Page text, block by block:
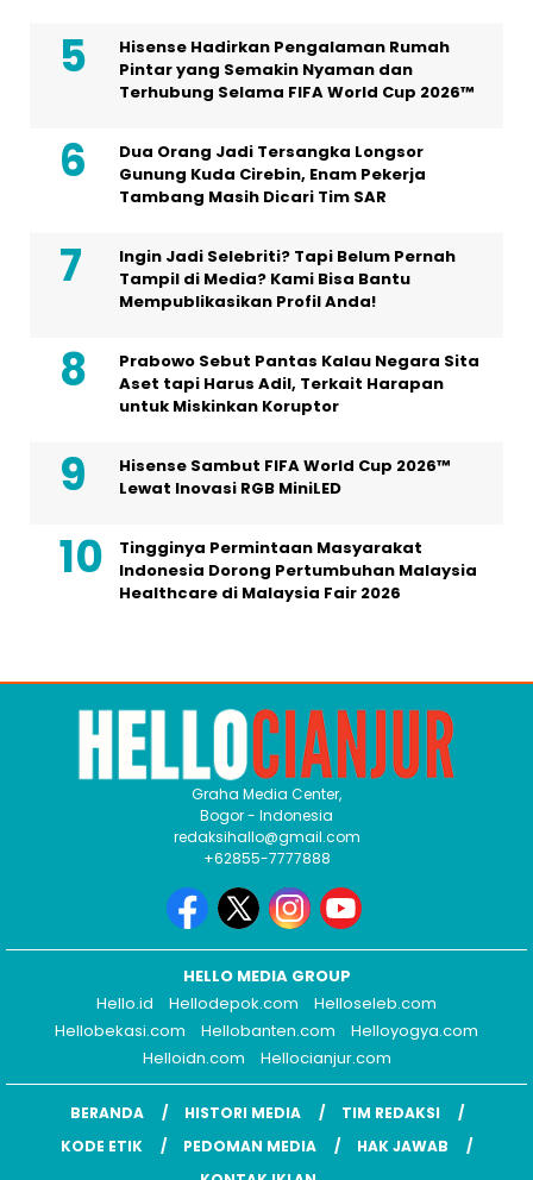
Hisense Hadirkan Pengalaman Rumah
Pintar yang Semakin Nyaman dan
Terhubung Selama FIFA World Cup 2026™
Dua Orang Jadi Tersangka Longsor
Gunung Kuda Cirebin, Enam Pekerja
Tambang Masih Dicari Tim SAR
Ingin Jadi Selebriti? Tapi Belum Pernah
Tampil di Media? Kami Bisa Bantu
Mempublikasikan Profil Anda!
Prabowo Sebut Pantas Kalau Negara Sita
Aset tapi Harus Adil, Terkait Harapan
untuk Miskinkan Koruptor
Hisense Sambut FIFA World Cup 2026™
Lewat Inovasi RGB MiniLED
Tingginya Permintaan Masyarakat
Indonesia Dorong Pertumbuhan Malaysia
Healthcare di Malaysia Fair 2026
Graha Media Center,
Bogor - Indonesia
redaksihallo@gmail.com
+62855-7777888
HELLO MEDIA GROUP
Hello.id
Hellodepok.com
Helloseleb.com
Hellobekasi.com
Hellobanten.com
Helloyogya.com
Helloidn.com
Hellocianjur.com
BERANDA HISTORI MEDIA
TIM REDAKSI
KODE ETIK
PEDOMAN MEDIA
HAK JAWAB